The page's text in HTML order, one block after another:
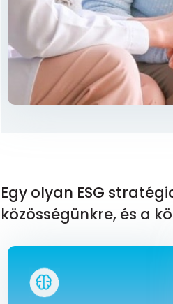
Egy olyan ESG
közösségünkre, és a